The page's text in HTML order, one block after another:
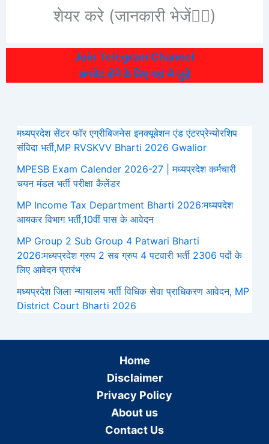
शेयर करे (जानकारी भेजें👆🏻)
Join Telegram Channel
अपडेट होने के लिए यहां से जुड़े
मध्यप्रदेश सेंटर फॉर एग्रीबिजनेस इनक्यूबेशन एंड एंटरप्रेन्योरशिप
संविदा भर्ती,MP RVSKVV Bharti 2026 Gwalior
MPESB Exam Calender 2026-27 | मध्यप्रदेश कर्मचारी
चयन मंडल भर्ती परीक्षा कैलेंडर
MP Income Tax Department Bharti 2026:मध्‍यपदेश
आयकर विभाग भर्ती,10वीं पास के आवेदन
MP Group 2 Sub Group 4 Patwari Bharti
2026:मध्यप्रदेश ग्रुप 2 सब ग्रुप 4 पटवारी भर्ती 2306 पदों के
लिए आवेदन प्रारंभ
मध्‍यप्रदेश जिला न्यायालय भर्ती विधिक सेवा प्राधिकरण आवेदन, MP
District Court Bharti 2026
Home
Disclaimer
Privacy Policy
About us
Contact Us